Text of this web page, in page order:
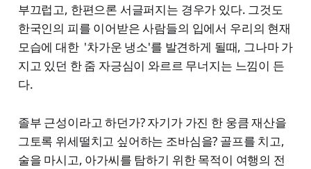
부끄럽고, 한편으론 서글퍼지는 경우가 있다. 그것도
한국인의 피를 이어받은 사람들의 입에서 우리의 현재
모습에 대한 '차가운 냉소'를 발견하게 될때, 그나마 가
지고 있던 한 줌 자긍심이 와르르 무너지는 느낌이 든
다.
졸부 근성이라고 하던가? 자기가 가진 한 웅큼 재산을
그토록 위세떨치고 싶어하는 조바심을? 골프를 치고,
술을 마시고, 아가씨를 탐하기 위한 목적이 여행의 전